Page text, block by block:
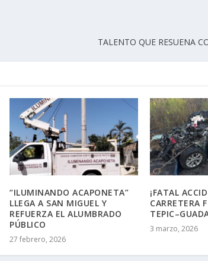
TALENTO QUE RESUENA
“ILUMINANDO ACAPONETA”
LLEGA A SAN MIGUEL Y
REFUERZA EL ALUMBRADO
PÚBLICO
27 febrero, 2026
¡FATAL
CARRETERA
3 marzo, 2026